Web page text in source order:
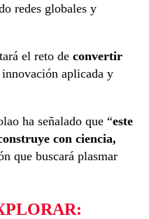
redes globales y
el reto de convertir
innovación aplicada y
ha señalado que “este
con ciencia,
que buscará plasmar